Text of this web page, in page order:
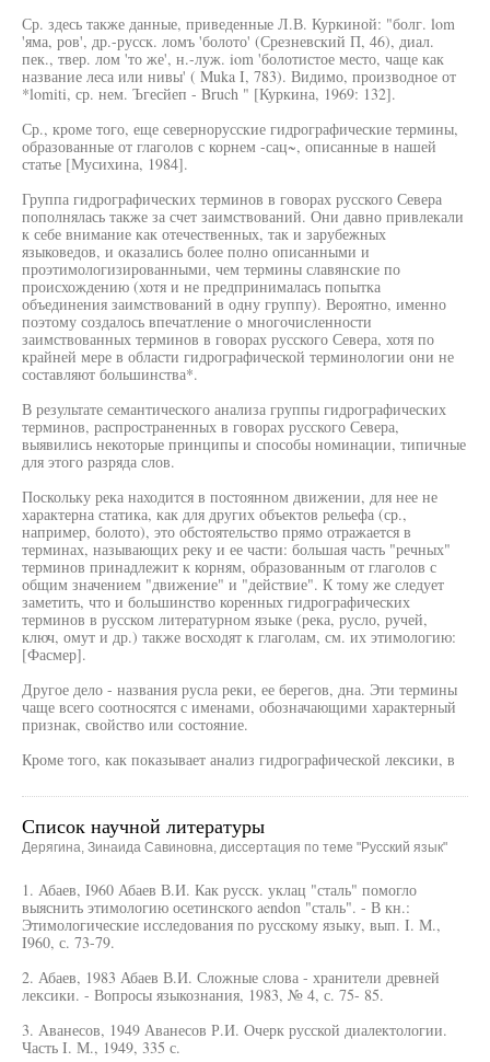
Ср. здесь также данные, приведенные Л.В. Куркиной: "болг. lom
'яма, ров', др.-русск. ломъ 'болото' (Срезневский П, 46), диал.
пек., твер. лом 'то же', н.-луж. iom 'болотистое место, чаще как
название леса или нивы' ( Muka I, 783). Видимо, производное от
*lomiti, ср. нем. Ъгесйеп - Bruch " [Куркина, 1969: 132].
Ср., кроме того, еще севернорусские гидрографические термины,
образованные от глаголов с корнем -сац~, описанные в нашей
статье [Мусихина, 1984].
Группа гидрографических терминов в говорах русского Севера
пополнялась также за счет заимствований. Они давно привлекали
к себе внимание как отечественных, так и зарубежных
языковедов, и оказались более полно описанными и
проэтимологизированными, чем термины славянские по
происхождению (хотя и не предпринималась попытка
объединения заимствований в одну группу). Вероятно, именно
поэтому создалось впечатление о многочисленности
заимствованных терминов в говорах русского Севера, хотя по
крайней мере в области гидрографической терминологии они не
составляют большинства*.
В результате семантического анализа группы гидрографических
терминов, распространенных в говорах русского Севера,
выявились некоторые принципы и способы номинации, типичные
для этого разряда слов.
Поскольку река находится в постоянном движении, для нее не
характерна статика, как для других объектов рельефа (ср.,
например, болото), это обстоятельство прямо отражается в
терминах, называющих реку и ее части: большая часть "речных"
терминов принадлежит к корням, образованным от глаголов с
общим значением "движение" и "действие". К тому же следует
заметить, что и большинство коренных гидрографических
терминов в русском литературном языке (река, русло, ручей,
ключ, омут и др.) также восходят к глаголам, см. их этимологию:
[Фасмер].
Другое дело - названия русла реки, ее берегов, дна. Эти термины
чаще всего соотносятся с именами, обозначающими характерный
признак, свойство или состояние.
Кроме того, как показывает анализ гидрографической лексики, в
Список научной литературы
Дерягина, Зинаида Савиновна, диссертация по теме "Русский язык"
1. Абаев, I960 Абаев В.И. Как русск. уклац "сталь" помогло
выяснить этимологию осетинского aendon "сталь". - В кн.:
Этимологические исследования по русскому языку, вып. I. М.,
I960, с. 73-79.
2. Абаев, 1983 Абаев В.И. Сложные слова - хранители древней
лексики. - Вопросы языкознания, 1983, № 4, с. 75- 85.
3. Аванесов, 1949 Аванесов Р.И. Очерк русской диалектологии.
Часть I. М., 1949, 335 с.